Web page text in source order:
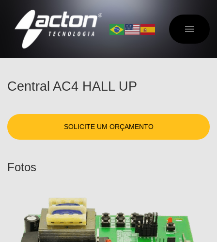
Central AC4 HALL UP
SOLICITE UM ORÇAMENTO
Fotos